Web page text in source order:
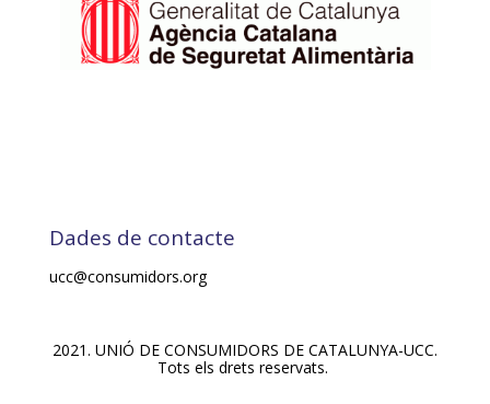
Dades de contacte
ucc@consumidors.org
2021. UNIÓ DE CONSUMIDORS DE CATALUNYA-UCC.
Tots els drets reservats.